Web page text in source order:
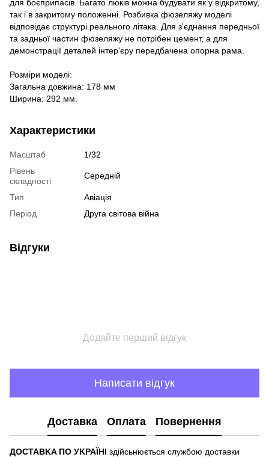
для боєприпасів. Багато люків можна будувати як у відкритому,
так і в закритому положенні. Розбивка фюзеляжу моделі
відповідає структурі реального літака. Для з'єднання передньої
та задньої частин фюзеляжу не потрібен цемент, а для
демонстрації деталей інтер'єру передбачена опорна рама.
Розміри моделі:
Загальна довжина: 178 мм
Ширина: 292 мм.
Характеристики
Масштаб
1/32
Рівень
складності
Середній
Тип
Авіація
Період
Друга світова війна
Відгуки
Додайте перший відгук
Написати відгук
Доставка Оплата Повернення
ДOCTABKA ПO УKPAЇHІ здійсьнюється службою доставки